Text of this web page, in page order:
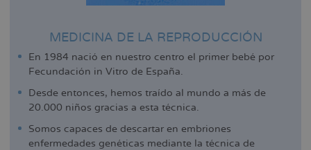
MEDICINA DE LA REPRODUCCIÓN
En 1984 nació en nuestro centro el primer bebé por
Fecundación in Vitro de España.
Desde entonces, hemos traído al mundo a más de
20.000 niños gracias a esta técnica.
Somos capaces de descartar en embriones
enfermedades genéticas mediante la técnica de